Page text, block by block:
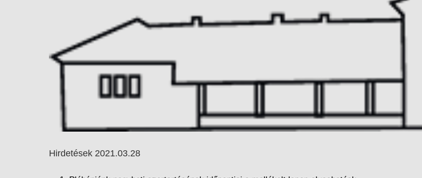
Hirdetések 2021.03.28